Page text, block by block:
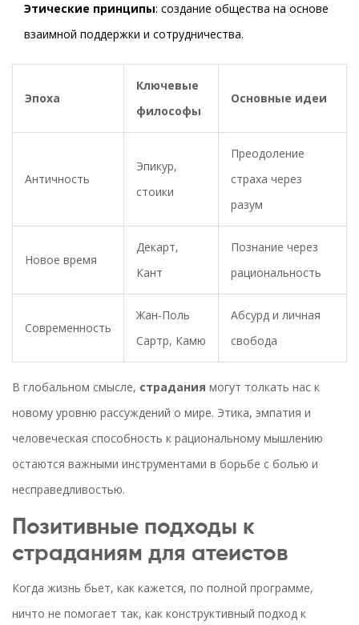
Этические принципы: создание общества на основе
взаимной поддержки и сотрудничества.
Эпоха
Ключевые
философы
Основные идеи
Античность
Эпикур,
стоики
Преодоление
страха через
разум
Новое время
Декарт,
Кант
Познание через
рациональность
Современность
Жан-Поль
Сартр, Камю
Абсурд и личная
свобода
В глобальном смысле, страдания могут толкать нас к
новому уровню рассуждений о мире. Этика, эмпатия и
человеческая способность к рациональному мышлению
остаются важными инструментами в борьбе с болью и
несправедливостью.
Позитивные подходы к
страданиям для атеистов
Когда жизнь бьет, как кажется, по полной программе,
ничто не помогает так, как конструктивный подход к